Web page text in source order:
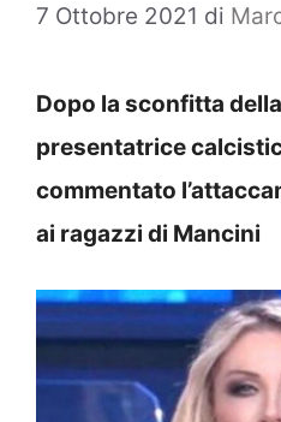
7 Ottobre 2021 di
Dopo la sconfitta
presentatrice
commentato
ai ragazzi di Mancini